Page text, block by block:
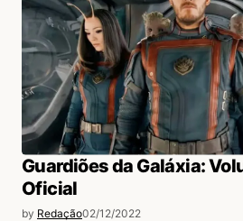
Guardiões da Galáxia:
Oficial
by Redação02/12/2022